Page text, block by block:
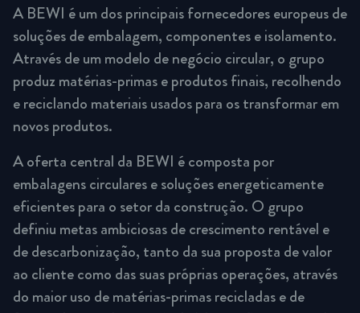
A BEWI é um dos principais fornecedores europeus de
soluções de embalagem, componentes e isolamento.
Através de um modelo de negócio circular, o grupo
produz matérias-primas e produtos finais, recolhendo
e reciclando materiais usados para os transformar em
novos produtos.
A oferta central da BEWI é composta por
embalagens circulares e soluções energeticamente
eficientes para o setor da construção. O grupo
definiu metas ambiciosas de crescimento rentável e
de descarbonização, tanto da sua proposta de valor
ao cliente como das suas próprias operações, através
do maior uso de matérias-primas recicladas e de